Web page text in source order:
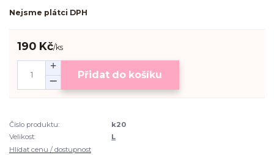
Nejsme plátci DPH
190 Kč/ks
Přidat do košíku
Číslo produktu:
k20
Velikost:
L
Hlídat cenu / dostupnost